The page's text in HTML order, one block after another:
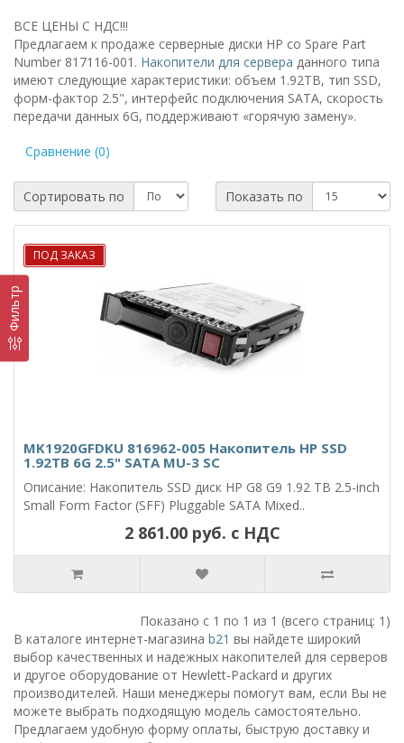
Фильтр
ВСЕ ЦЕНЫ С НДС!!!
Предлагаем к продаже серверные диски HP со Spare Part
Number 817116-001. Накопители для сервера данного типа
имеют следующие характеристики: объем 1.92TB, тип SSD,
форм-фактор 2.5", интерфейс подключения SATA, скорость
передачи данных 6G, поддерживают «горячую замену».
Сравнение (0)
Сортировать по Показать по
ПОД ЗАКАЗ
MK1920GFDKU 816962-005 Накопитель HP SSD
1.92TB 6G 2.5" SATA MU-3 SC
Описание: Накопитель SSD диск HP G8 G9 1.92 TB 2.5-inch
Small Form Factor (SFF) Pluggable SATA Mixed..
2 861.00 руб. с НДС
Показано с 1 по 1 из 1 (всего страниц: 1)
В каталоге интернет-магазина b21 вы найдете широкий
выбор качественных и надежных накопителей для серверов
и другое оборудование от Hewlett-Packard и других
производителей. Наши менеджеры помогут вам, если Вы не
можете выбрать подходящую модель самостоятельно.
Предлагаем удобную форму оплаты, быструю доставку и